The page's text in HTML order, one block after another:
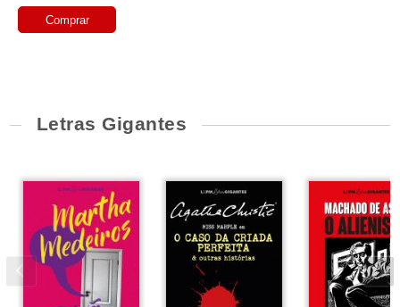
Comprar
Letras Gigantes